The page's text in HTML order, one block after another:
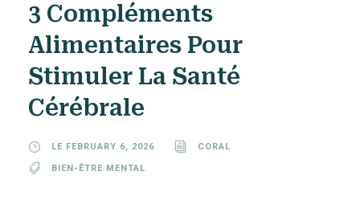
3 Compléments
Alimentaires Pour
Stimuler La Santé
Cérébrale
LE FEBRUARY 6, 2026 CORAL
BIEN-ÊTRE MENTAL